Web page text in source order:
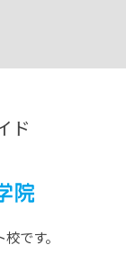
ド
です。